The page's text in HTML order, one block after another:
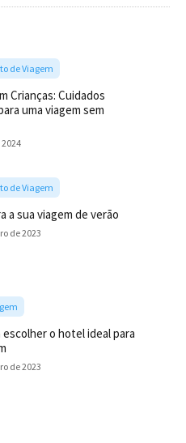
de Viagem
Crianças: Cuidados
uma viagem sem
de Viagem
a sua viagem de verão
de 2023
escolher o hotel ideal para
de 2023